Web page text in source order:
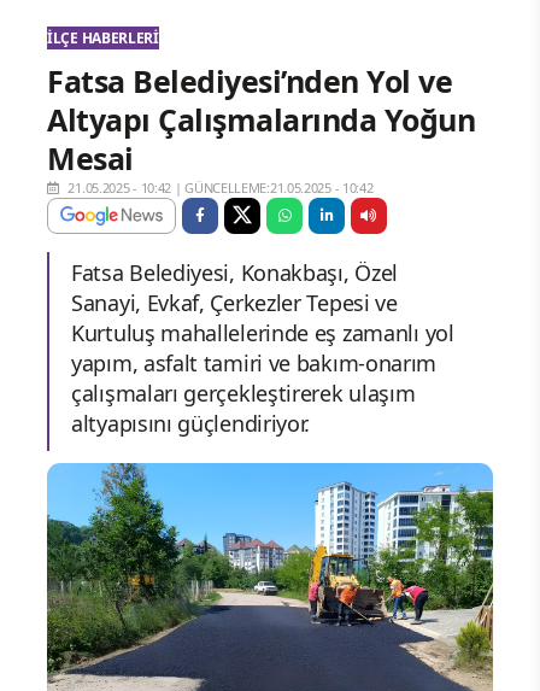
İLÇE HABERLERI
Fatsa Belediyesi’nden Yol ve
Altyapı Çalışmalarında Yoğun
Mesai
21.05.2025 - 10:42 |GÜNCELLEME:21.05.2025 - 10:42
Fatsa Belediyesi, Konakbaşı, Özel
Sanayi, Evkaf, Çerkezler Tepesi ve
Kurtuluş mahallelerinde eş zamanlı yol
yapım, asfalt tamiri ve bakım-onarım
çalışmaları gerçekleştirerek ulaşım
altyapısını güçlendiriyor.